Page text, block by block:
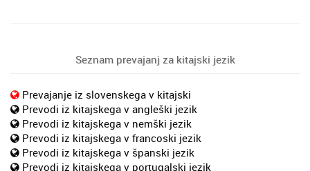
Seznam prevajanj za kitajski jezik
Prevajanje iz slovenskega v kitajski
Prevodi iz kitajskega v angleški jezik
Prevodi iz kitajskega v nemški jezik
Prevodi iz kitajskega v francoski jezik
Prevodi iz kitajskega v španski jezik
Prevodi iz kitajskega v portugalski jezik